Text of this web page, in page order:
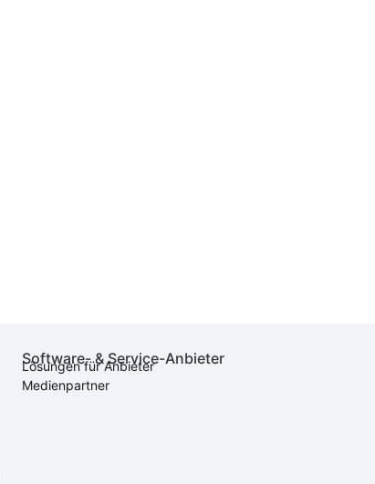
Software- & Service-Anbieter
Lösungen für Anbieter
Medienpartner